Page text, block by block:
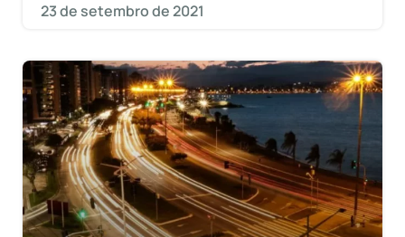
23 de setembro de 2021